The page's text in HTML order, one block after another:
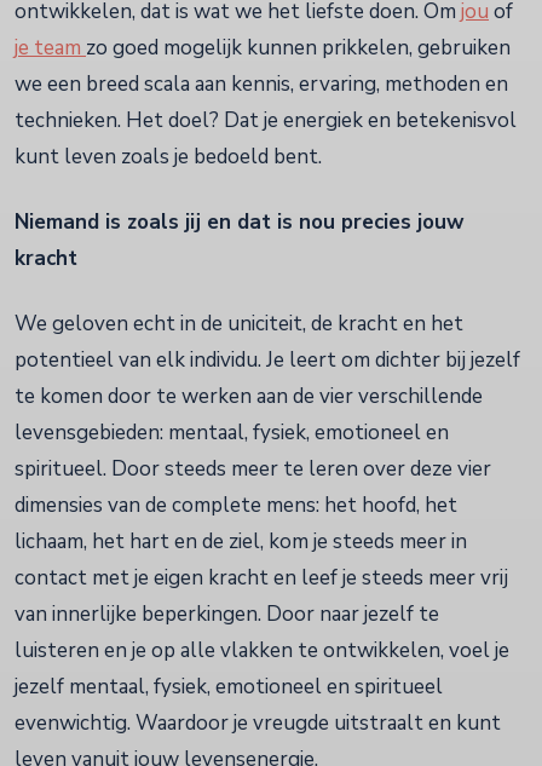
ontwikkelen, dat is wat we het liefste doen. Om jou of
je team zo goed mogelijk kunnen prikkelen, gebruiken
we een breed scala aan kennis, ervaring, methoden en
technieken. Het doel? Dat je energiek en betekenisvol
kunt leven zoals je bedoeld bent.
Niemand is zoals jij en dat is nou precies jouw
kracht
We geloven echt in de uniciteit, de kracht en het
potentieel van elk individu. Je leert om dichter bij jezelf
te komen door te werken aan de vier verschillende
levensgebieden: mentaal, fysiek, emotioneel en
spiritueel. Door steeds meer te leren over deze vier
dimensies van de complete mens: het hoofd, het
lichaam, het hart en de ziel, kom je steeds meer in
contact met je eigen kracht en leef je steeds meer vrij
van innerlijke beperkingen. Door naar jezelf te
luisteren en je op alle vlakken te ontwikkelen, voel je
jezelf mentaal, fysiek, emotioneel en spiritueel
evenwichtig. Waardoor je vreugde uitstraalt en kunt
leven vanuit jouw levensenergie.